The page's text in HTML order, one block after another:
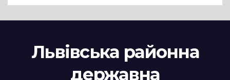
Львівська районна
державна